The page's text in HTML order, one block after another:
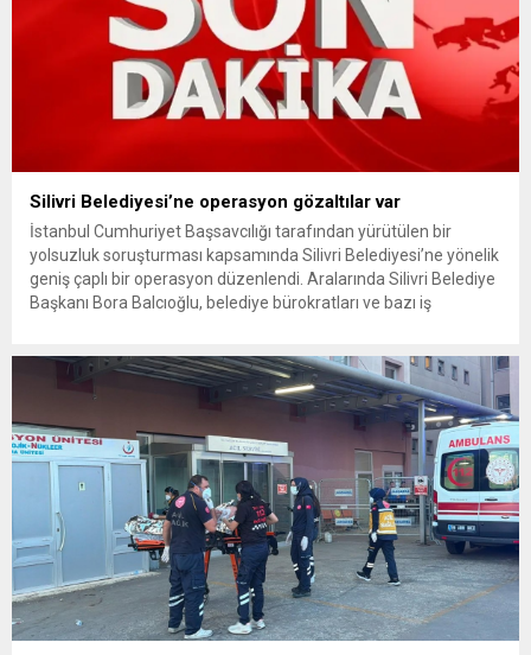
Silivri Belediyesi’ne operasyon gözaltılar var
İstanbul Cumhuriyet Başsavcılığı tarafından yürütülen bir
yolsuzluk soruşturması kapsamında Silivri Belediyesi’ne yönelik
geniş çaplı bir operasyon düzenlendi. Aralarında Silivri Belediye
Başkanı Bora Balcıoğlu, belediye bürokratları ve bazı iş
inceleme ve arama çalışmaları devam ediyor. İstanbul’da...